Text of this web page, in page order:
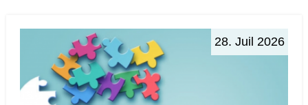
28. Juil 2026